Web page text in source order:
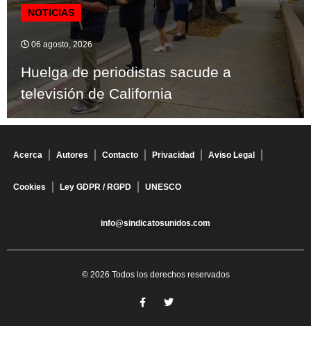
NOTICIAS
06 agosto, 2026
Huelga de periodistas sacude a
televisión de California
Acerca Autores Contacto Privacidad Aviso Legal
Cookies Ley GDPR / RGPD UNESCO
info@sindicatosunidos.com
© 2026 Todos los derechos reservados